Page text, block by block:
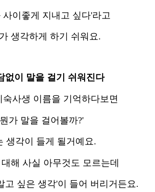
사이좋게 지내고 싶다'라고
생각하게 하기 쉬워요.
없이 말을 걸기 쉬워진다
숙사생 이름을 기억하다보면
가 말을 걸어볼까?'
생각이 들게 될거예요.
해 사실 아무것도 모르는데
고 싶은 생각'이 들어 버리거든요.